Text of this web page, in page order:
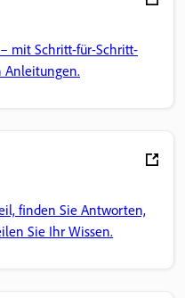
mit Schritt-für-Schritt-
Anleitungen.
finden Sie Antworten,
Sie Ihr Wissen.